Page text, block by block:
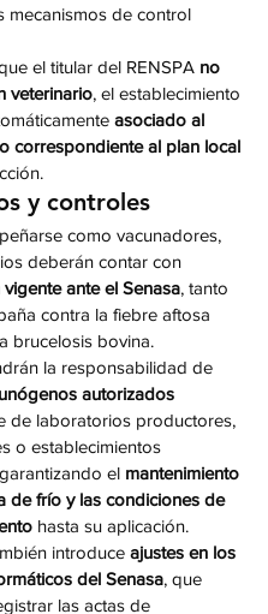
mecanismos de control
el titular del RENSPA no
veterinario, el establecimiento
asociado al
correspondiente al plan local
y controles
como vacunadores,
deberán contar con
ante el Senasa, tanto
contra la fiebre aftosa
brucelosis bovina.
la responsabilidad de
autorizados
de laboratorios productores,
o establecimientos
el mantenimiento
de frío y las condiciones de
hasta su aplicación.
introduce ajustes en los
del Senasa, que
las actas de